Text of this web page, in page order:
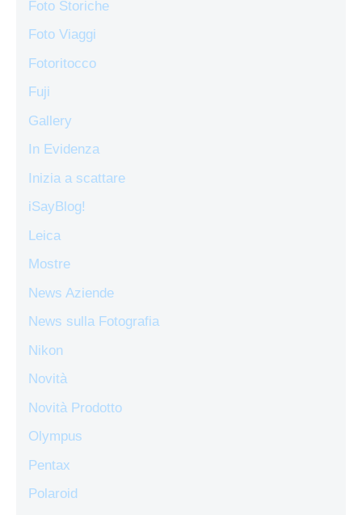
Foto Storiche
Foto Viaggi
Fotoritocco
Fuji
Gallery
In Evidenza
Inizia a scattare
iSayBlog!
Leica
Mostre
News Aziende
News sulla Fotografia
Nikon
Novità
Novità Prodotto
Olympus
Pentax
Polaroid